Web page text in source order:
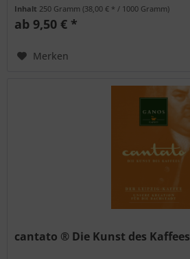
Inhalt 250 Gramm(38,00 € * / 1000 Gramm)
ab 9,50 € *
Merken
cantato ® Die Kunst des Kaffees